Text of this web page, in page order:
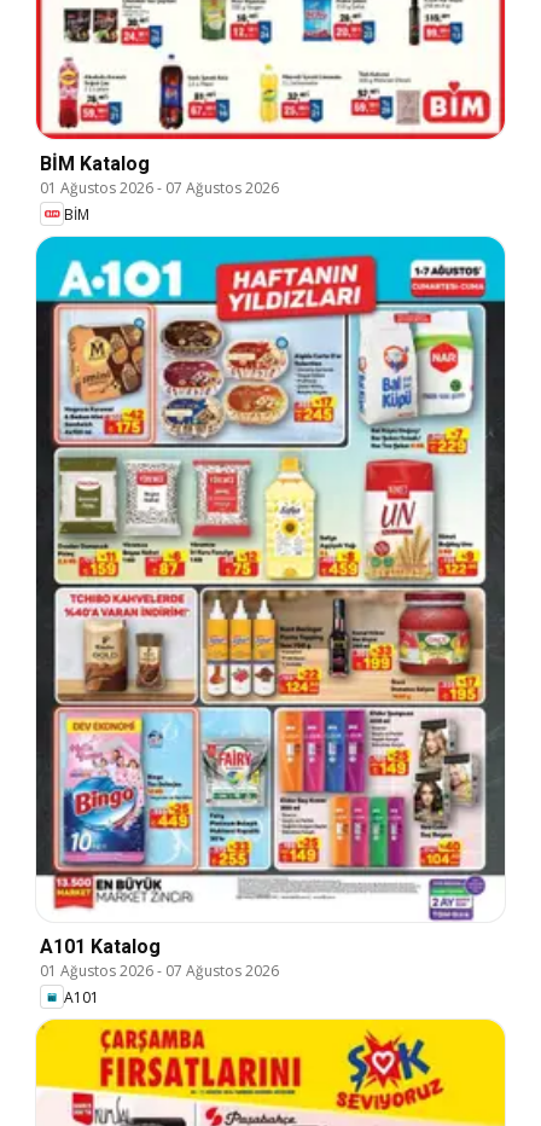
BİM Katalog
01 Ağustos 2026- 07 Ağustos 2026
BİM
A101 Katalog
01 Ağustos 2026- 07 Ağustos 2026
A101